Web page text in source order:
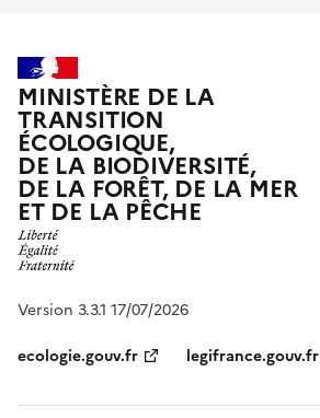
MINISTÈRE DE LA
TRANSITION
ÉCOLOGIQUE,
DE LA BIODIVERSITÉ,
DE LA FORÊT, DE LA MER
ET DE LA PÊCHE
Version 3.3.1 17/07/2026
ecologie.gouv.fr
legifrance.gouv.fr